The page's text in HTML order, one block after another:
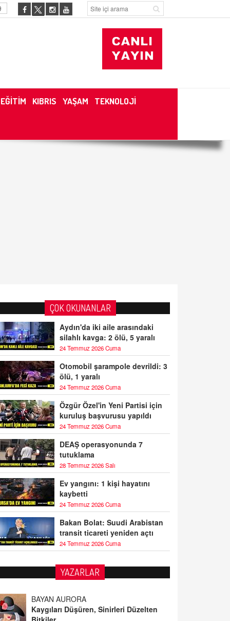
EĞİTİM KIBRIS YAŞAM TEKNOLOJİ
ÇOK OKUNANLAR
Aydın'da iki aile arasındaki
silahlı kavga: 2 ölü, 5 yaralı
24 Temmuz 2026 Cuma
Otomobil şarampole devrildi: 3
ölü, 1 yaralı
24 Temmuz 2026 Cuma
Özgür Özel'in Yeni Partisi için
kuruluş başvurusu yapıldı
24 Temmuz 2026 Cuma
DEAŞ operasyonunda 7
tutuklama
28 Temmuz 2026 Salı
Ev yangını: 1 kişi hayatını
kaybetti
24 Temmuz 2026 Cuma
Bakan Bolat: Suudi Arabistan
transit ticareti yeniden açtı
24 Temmuz 2026 Cuma
YAZARLAR
BAYAN AURORA
Kaygıları Düşüren, Sinirleri Düzelten
Bitkiler